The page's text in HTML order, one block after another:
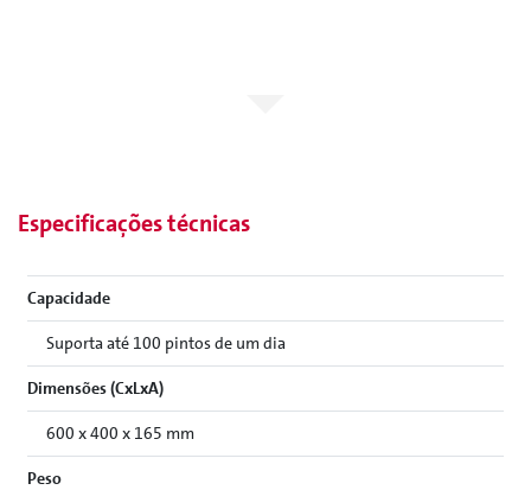
Especificações técnicas
Capacidade
Suporta até 100 pintos de um dia
Dimensões (CxLxA)
600 x 400 x 165 mm
Peso